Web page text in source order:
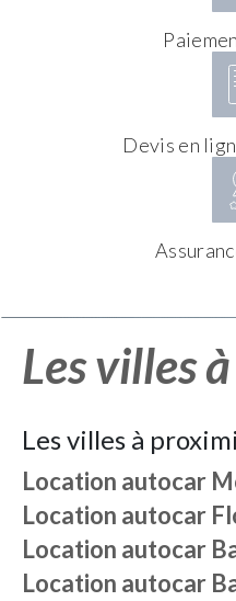
Devis en
Les villes
Les villes à
Location autocar
Location autocar
Location autocar
Location autocar